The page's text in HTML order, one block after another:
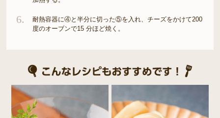
6.
耐熱容器に④と半分に切った⑤を入れ、チーズをかけて200
度のオーブンで15 分ほど焼く。